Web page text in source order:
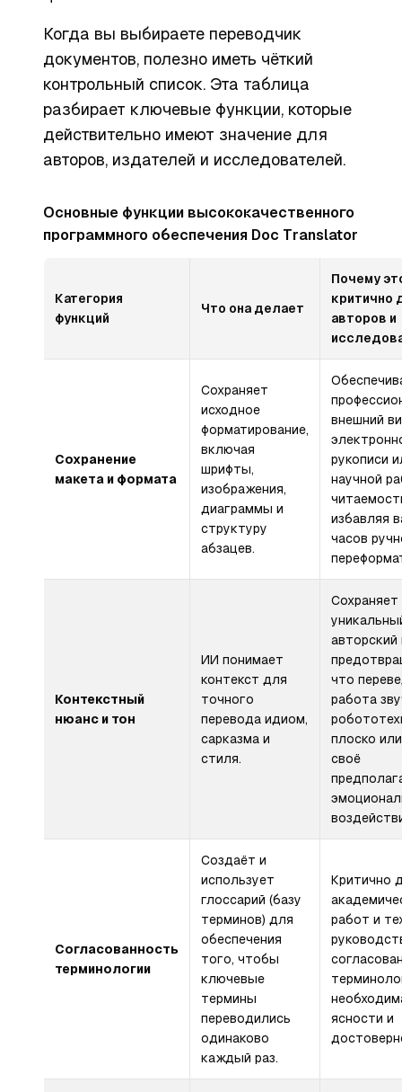
Когда вы выбираете переводчик
документов, полезно иметь чёткий
контрольный список. Эта таблица
разбирает ключевые функции, которые
действительно имеют значение для
авторов, издателей и исследователей.
Основные функции высококачественного
программного обеспечения Doc Translator
Категория
функций
Что она делает
Почему
критично
авторов и
Сохранение
макета и формата
Сохраняет
исходное
форматирование,
включая
шрифты,
изображения,
диаграммы и
структуру
абзацев.
внешний
рукописи
научной
избавляя
часов
Контекстный
нюанс и тон
ИИ понимает
контекст для
точного
перевода идиом,
сарказма и
стиля.
авторский
что
работа
плоско
своё
Согласованность
терминологии
Создаёт и
использует
глоссарий (базу
терминов) для
обеспечения
того, чтобы
ключевые
термины
переводились
одинаково
каждый раз.
Критично
работ и
ясности и